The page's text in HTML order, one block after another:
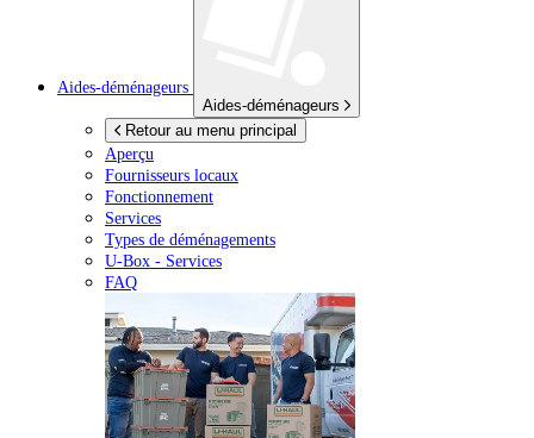
Aides-déménageurs
Aides-déménageurs
Retour au menu principal
Aperçu
Fournisseurs locaux
Fonctionnement
Services
Types de déménagements
U-Box - Services
FAQ